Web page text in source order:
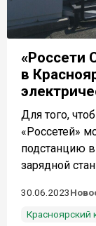
«Россети
в
Для того,
«Россетей»
подстанцию
зарядной
30.06.2023
Красноярский